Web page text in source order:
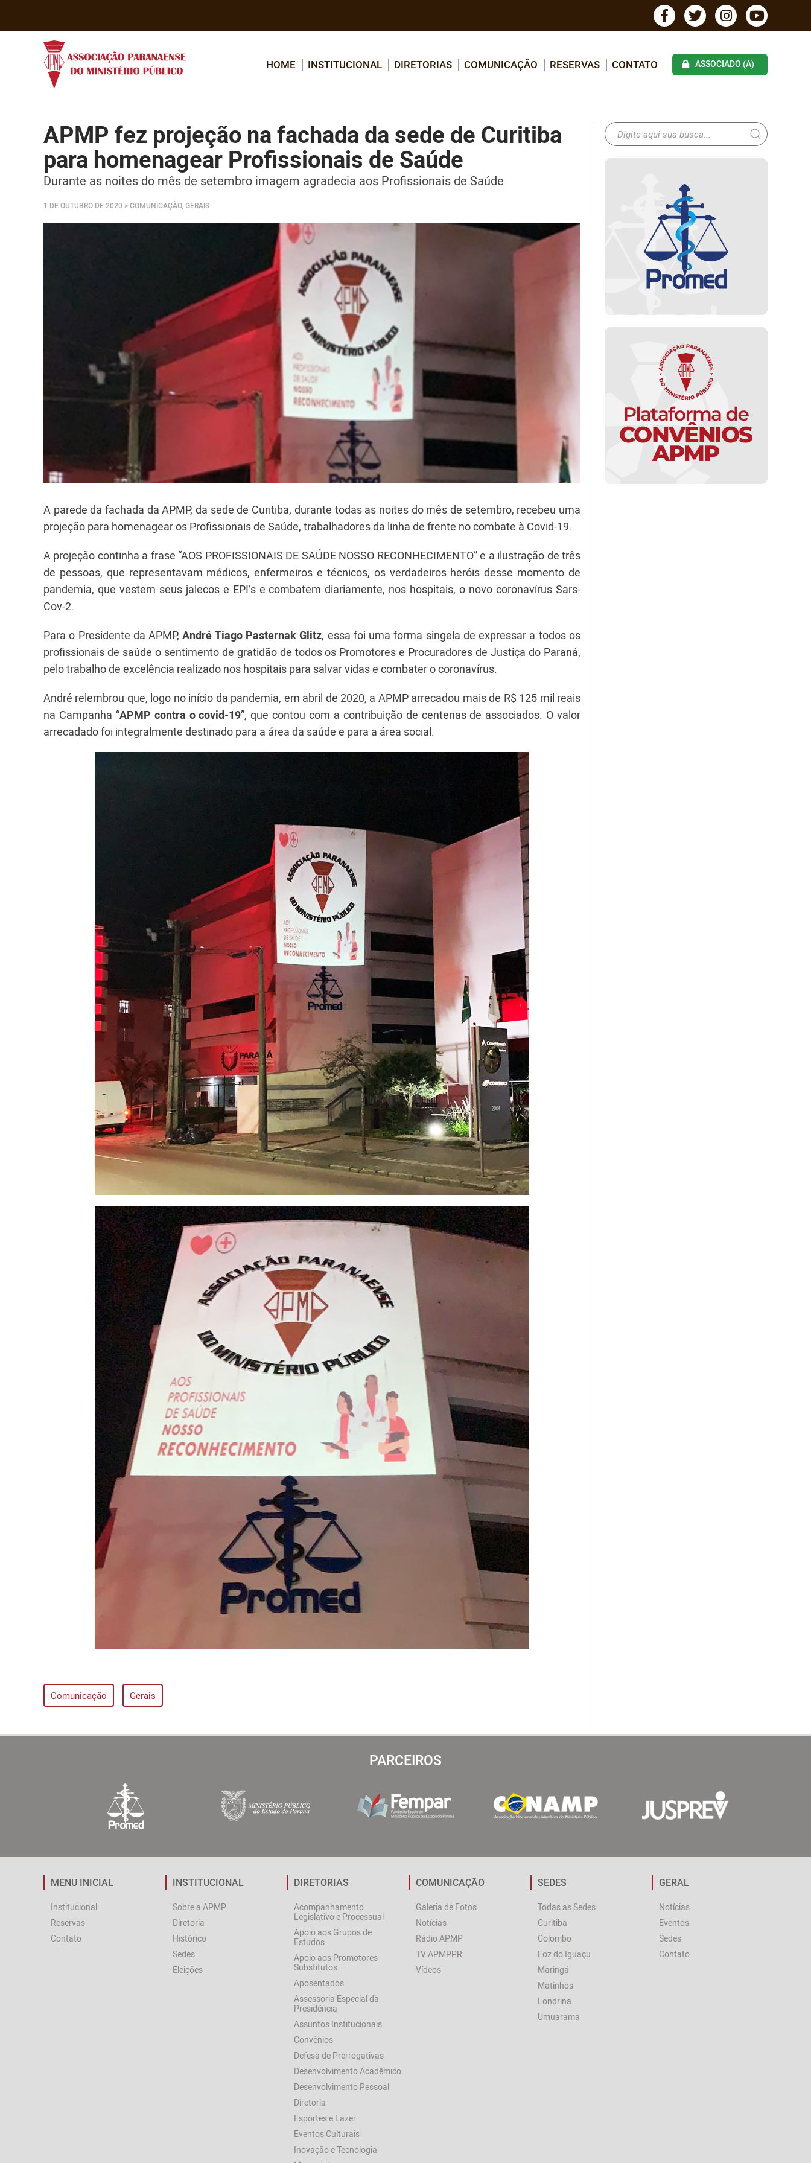
HOME INSTITUCIONAL DIRETORIAS COMUNICAÇÃO RESERVAS CONTATO ASSOCIADO (A)
APMP fez projeção na fachada da sede de Curitiba
para homenagear Profissionais de Saúde
Durante as noites do mês de setembro imagem agradecia aos Profissionais de Saúde
1 DE OUTUBRO DE 2020 > COMUNICAÇÃO, GERAIS
A parede da fachada da APMP, da sede de Curitiba, durante todas as noites do mês de setembro, recebeu uma
projeção para homenagear os Profissionais de Saúde, trabalhadores da linha de frente no combate à Covid-19.
A projeção continha a frase “AOS PROFISSIONAIS DE SAÚDE NOSSO RECONHECIMENTO” e a ilustração de três
de pessoas, que representavam médicos, enfermeiros e técnicos, os verdadeiros heróis desse momento de
pandemia, que vestem seus jalecos e EPI’s e combatem diariamente, nos hospitais, o novo coronavírus Sars-
Cov-2.
Para o Presidente da APMP,André Tiago Pasternak Glitz, essa foi uma forma singela de expressar a todos os
profissionais de saúde o sentimento de gratidão de todos os Promotores e Procuradores de Justiça do Paraná,
pelo trabalho de excelência realizado nos hospitais para salvar vidas e combater o coronavírus.
André relembrou que, logo no início da pandemia, em abril de 2020, a APMP arrecadou mais de R$ 125 mil reais
na Campanha “APMP contra o covid-19”, que contou com a contribuição de centenas de associados. O valor
arrecadado foi integralmente destinado para a área da saúde e para a área social.
Comunicação Gerais
PARCEIROS
MENU INICIAL
Institucional
Reservas
Contato
INSTITUCIONAL
Sobre a APMP
Diretoria
Histórico
Sedes
Eleições
DIRETORIAS
Acompanhamento
Legislativo e Processual
Apoio aos Grupos de
Estudos
Apoio aos Promotores
Substitutos
Aposentados
Assessoria Especial da
Presidência
Assuntos Institucionais
Convênios
Defesa de Prerrogativas
Desenvolvimento Acadêmico
Desenvolvimento Pessoal
Diretoria
Esportes e Lazer
Eventos Culturais
Inovação e Tecnologia
COMUNICAÇÃO
Galeria de Fotos
Notícias
Rádio APMP
TV APMPPR
Vídeos
SEDES
Todas as Sedes
Curitiba
Colombo
Foz do Iguaçu
Maringá
Matinhos
Londrina
Umuarama
GERAL
Notícias
Eventos
Sedes
Contato